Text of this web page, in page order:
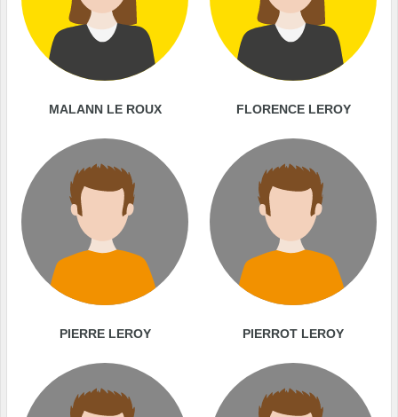
MALANN LE ROUX FLORENCE LEROY
PIERRE LEROY PIERROT LEROY